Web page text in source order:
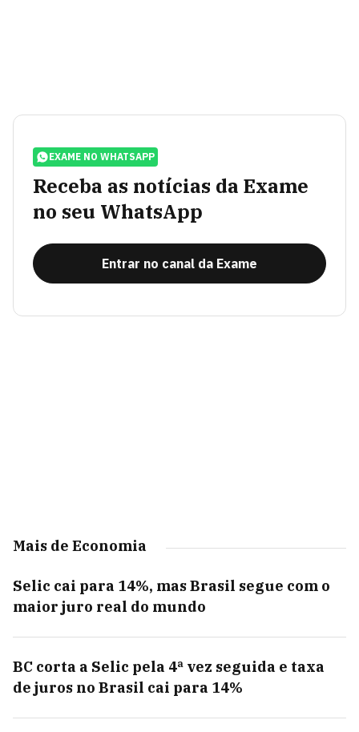
EXAME NO WHATSAPP
Receba as notícias da Exame
no seu WhatsApp
Entrar no canal da Exame
Mais de Economia
Selic cai para 14%, mas Brasil segue com o
maior juro real do mundo
BC corta a Selic pela 4ª vez seguida e taxa
de juros no Brasil cai para 14%